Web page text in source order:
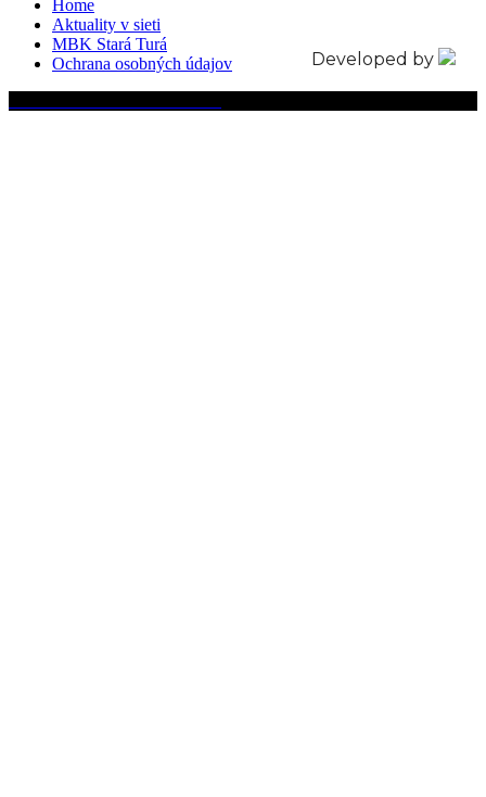
Home
Aktuality v sieti
MBK Stará Turá
Ochrana osobných údajov
Developed by